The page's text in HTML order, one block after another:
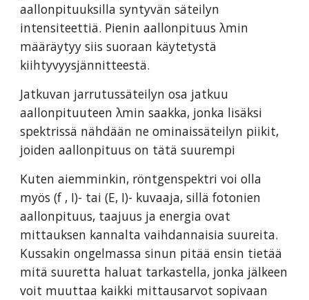
aallonpituuksilla syntyvän säteilyn
intensiteettiä. Pienin aallonpituus λmin
määräytyy siis suoraan käytetystä
kiihtyvyysjännitteestä.
Jatkuvan jarrutussäteilyn osa jatkuu
aallonpituuteen λmin saakka, jonka lisäksi
spektrissä nähdään ne ominaissäteilyn piikit,
joiden aallonpituus on tätä suurempi
Kuten aiemminkin, röntgenspektri voi olla
myös (f , I)- tai (E, I)- kuvaaja, sillä fotonien
aallonpituus, taajuus ja energia ovat
mittauksen kannalta vaihdannaisia suureita.
Kussakin ongelmassa sinun pitää ensin tietää
mitä suuretta haluat tarkastella, jonka jälkeen
voit muuttaa kaikki mittausarvot sopivaan